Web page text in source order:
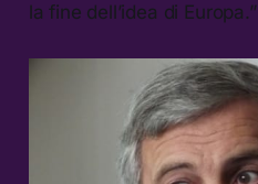
la fine dell’idea di Europa.”